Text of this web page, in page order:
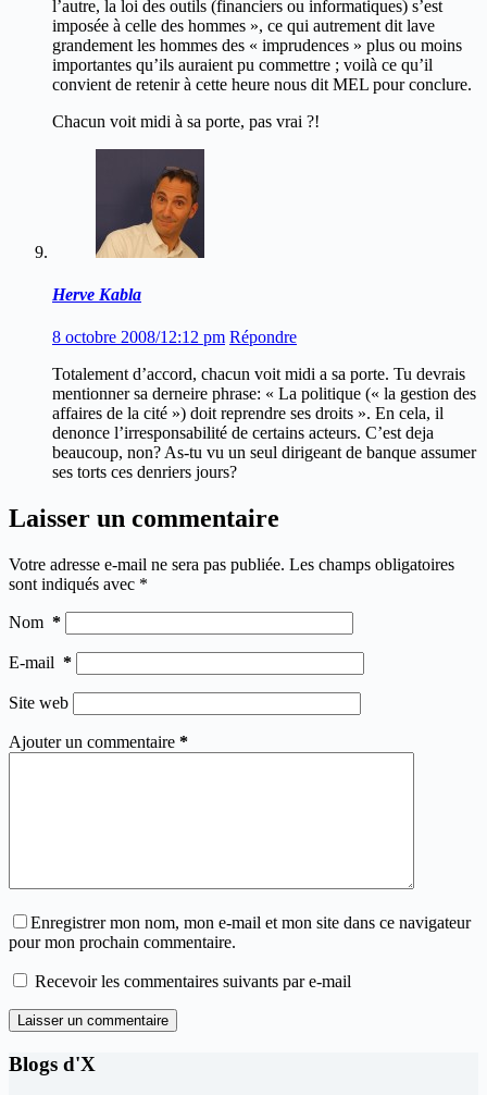
l’autre, la loi des outils (financiers ou informatiques) s’est
imposée à celle des hommes », ce qui autrement dit lave
grandement les hommes des « imprudences » plus ou moins
importantes qu’ils auraient pu commettre ; voilà ce qu’il
convient de retenir à cette heure nous dit MEL pour conclure.
Chacun voit midi à sa porte, pas vrai ?!
Herve Kabla
8 octobre 2008/12:12 pm Répondre
Totalement d’accord, chacun voit midi a sa porte. Tu devrais
mentionner sa derneire phrase: « La politique (« la gestion des
affaires de la cité ») doit reprendre ses droits ». En cela, il
denonce l’irresponsabilité de certains acteurs. C’est deja
beaucoup, non? As-tu vu un seul dirigeant de banque assumer
ses torts ces denriers jours?
Laisser un commentaire
Votre adresse e-mail ne sera pas publiée. Les champs obligatoires
sont indiqués avec *
Nom *
E-mail *
Site web
Ajouter un commentaire *
Enregistrer mon nom, mon e-mail et mon site dans ce navigateur
pour mon prochain commentaire.
Recevoir les commentaires suivants par e-mail
Laisser un commentaire
Blogs d'X